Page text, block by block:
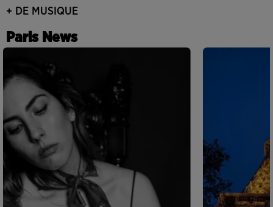
+ DE MUSIQUE
Paris News